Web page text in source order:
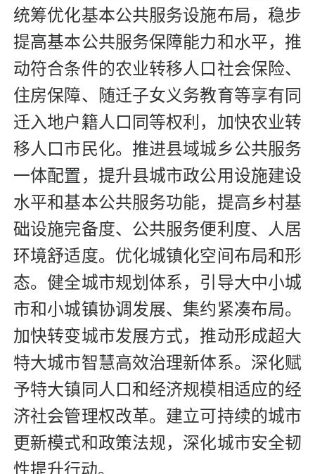
统筹优化基本公共服务设施布局，稳步
提高基本公共服务保障能力和水平，推
动符合条件的农业转移人口社会保险、
住房保障、随迁子女义务教育等享有同
迁入地户籍人口同等权利，加快农业转
移人口市民化。推进县域城乡公共服务
一体配置，提升县城市政公用设施建设
水平和基本公共服务功能，提高乡村基
础设施完备度、公共服务便利度、人居
环境舒适度。优化城镇化空间布局和形
态。健全城市规划体系，引导大中小城
市和小城镇协调发展、集约紧凑布局。
加快转变城市发展方式，推动形成超大
特大城市智慧高效治理新体系。深化赋
予特大镇同人口和经济规模相适应的经
济社会管理权改革。建立可持续的城市
更新模式和政策法规，深化城市安全韧
性提升行动。